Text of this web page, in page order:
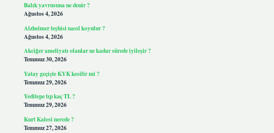
Balık yavrusuna ne denir ?
Ağustos 4, 2026
Alzheimer teşhisi nasıl koyulur ?
Ağustos 4, 2026
Akciğer ameliyatı olanlar ne kadar sürede iyileşir ?
Temmuz 30, 2026
Yatay geçişte KYK kesilir mi ?
Temmuz 29, 2026
Yeditepe tıp kaç TL ?
Temmuz 29, 2026
Kurt Kalesi nerede ?
Temmuz 27, 2026